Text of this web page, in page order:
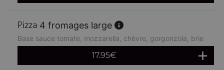
4 fromages large
Base sauce tomate, mozzarella, chèvre, gorgonzola, brie
17.95€